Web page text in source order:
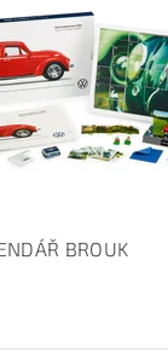
BROUK